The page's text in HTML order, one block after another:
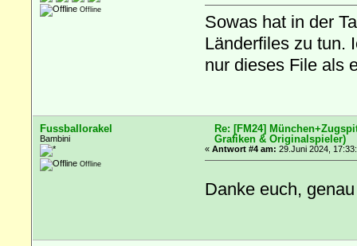
Offline
Sowas hat in der
Länderfiles zu tun.
nur dieses File als
Fussballorakel
Bambini
Offline
Re: [FM24]
Grafiken & Originalspieler)
« Antwort #4 am: 29.Juni 2024,
Danke euch,